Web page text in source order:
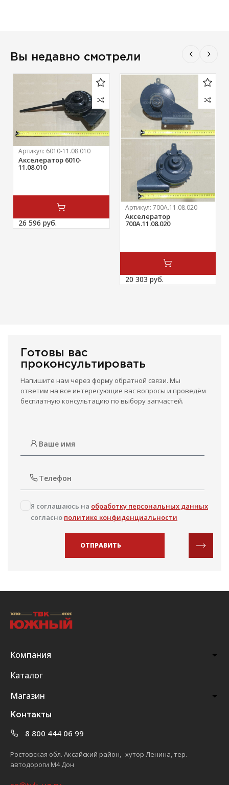
Вы недавно смотрели
Артикул: 6010-11.08.010
Акселератор 6010-
11.08.010
26 596 руб.
Артикул: 700А.11.08.020
Акселератор
700А.11.08.020
20 303 руб.
Готовы вас
проконсультировать
Напишите нам через форму обратной связи. Мы
ответим на все интересующие вас вопросы и проведём
бесплатную консультацию по выбору запчастей.
Я соглашаюсь на обработку персональных данных
согласно политике конфиденциальности
ОТПРАВИТЬ
Компания
Каталог
Магазин
Контакты
8 800 444 06 99
Ростовская обл. Аксайский район, хутор Ленина, тер.
автодороги М4 Дон